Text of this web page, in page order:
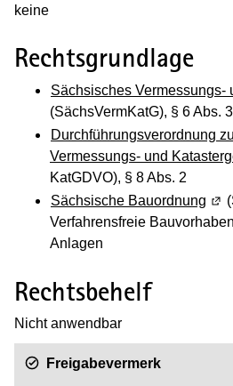
keine
Rechtsgrundlage
Sächsisches Vermessungs-
(SächsVermKatG), § 6 Abs. 3
Durchführungsverordnung
Vermessungs- und
KatGDVO), § 8 Abs. 2
Sächsische Bauordnung
Verfahrensfreie
Anlagen
Rechtsbehelf
Nicht anwendbar
Freigabevermerk